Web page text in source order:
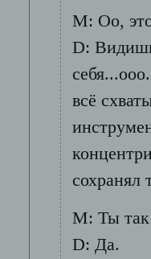
М: Оо,
D:
всё
сохранял
М: Ты так
D: Да.